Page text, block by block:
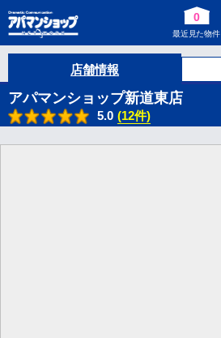
0
最近見た物件
店舗情報
アパマンショップ新道東店
5.0 (12件)